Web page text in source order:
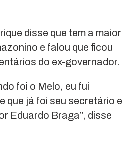
disse que tem a maior
e falou que ficou
do ex-governador.
foi o Melo, eu fui
que já foi seu secretário e
Eduardo Braga”, disse